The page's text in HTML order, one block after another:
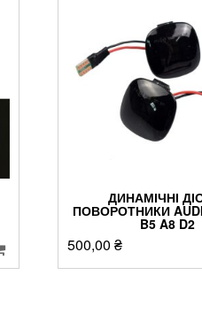
ДИНАМІЧНІ
ПОВОРОТНИКИ
B5 A8 D2
500,00 ₴